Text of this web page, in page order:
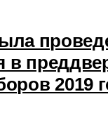
в
2019